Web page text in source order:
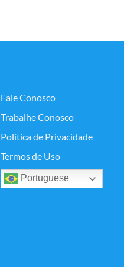
Fale Conosco
Trabalhe Conosco
Política de Privacidade
Termos de Uso
Portuguese